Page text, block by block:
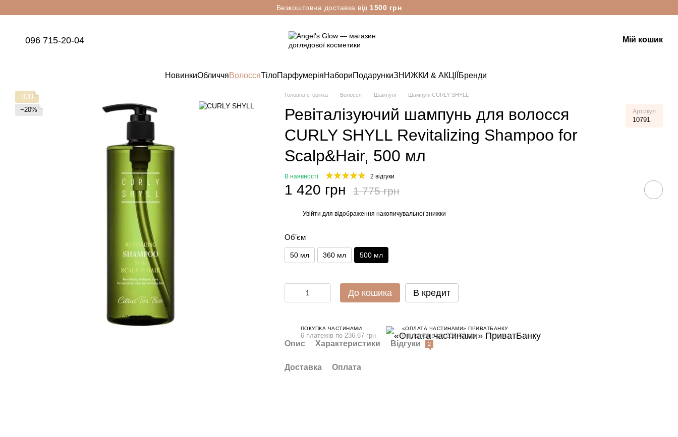
Безкоштовна доставка від 1500 грн
096 715-20-04 Мій кошик
НовинкиОбличчяВолоссяТілоПарфумеріяНабориПодарункиЗНИЖКИ & АКЦІЇ Бренди
ТОП
−20%
Головна сторінка Волосся Шампуні Шампуні CURLY SHYLL
Ревіталізуючий шампунь для волосся
CURLY SHYLL Revitalizing Shampoo for
Scalp&Hair, 500 мл
Артикул
10791
В наявності 2 відгуки
1 420 грн 1 775 грн
Увійти для відображення накопичувальної знижки
Обʼєм
50 мл 360 мл 500 мл
До кошика В кредит
ПОКУПКА ЧАСТИНАМИ
6 платежів по 236.67 грн
«ОПЛАТА ЧАСТИНАМИ» ПРИВАТБАНКУ
6 платежів по 236.67 грн
Опис Характеристики Відгуки 2
Доставка Оплата